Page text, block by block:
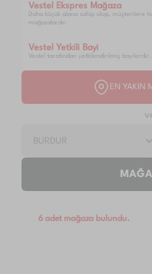
Vestel Ekspres Mağaza
Daha küçük alana sahip olup, müşterilere
mağazalardır.
Vestel Yetkili Bayi
Vestel tarafından yetkilendirilmiş bayilerdir.
EN YAKIN
6 adet mağaza bulundu.